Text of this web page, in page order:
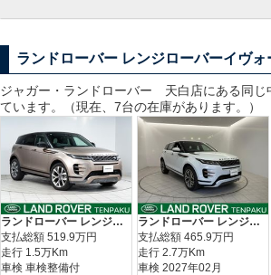
ランドローバー レンジローバーイヴ
ジャガー・ランドローバー 天白 店にある同じ
ています。（現在、7台の在庫があります。）
ランドローバー レンジローバーイヴォーク Ｒ－ダイナミック Ｓ Ｄ２００
支払総額 519.9万円
走行 1.5万Km
車検 車検整備付
ランドローバー レンジローバーイヴォーク Ｒ－ダイナミック ＨＳＥ
支払総額 465.9万円
走行 2.7万Km
車検 2027年02月